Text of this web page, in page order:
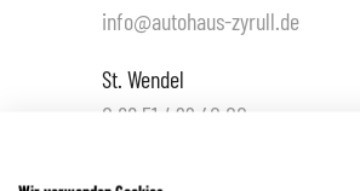
info@autohaus-zyrull.de
St. Wendel
0 68 51 / 99 40 00